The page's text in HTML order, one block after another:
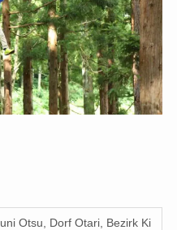
Otsu, Dorf Otari, Bezirk Ki